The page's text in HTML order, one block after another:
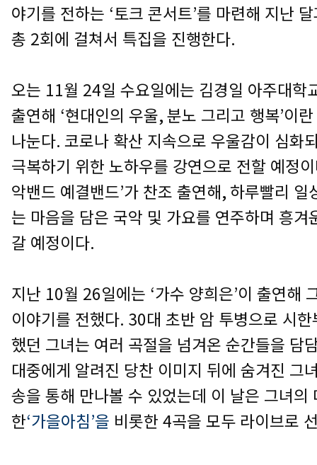
야기를 전하는 ‘토크 콘서트’를 마련해 지난
총 2회에 걸쳐서 특집을 진행한다.
오는 11월 24일 수요일에는 김경일 아주대학
출연해 ‘현대인의 우울,분노 그리고 행복’이
나눈다.코로나 확산 지속으로 우울감이 심화
극복하기 위한 노하우를 강연으로 전할 예정
악밴드 예결밴드’가 찬조 출연해, 하루빨리 일
는 마음을 담은 국악 및 가요를 연주하며 흥겨
갈 예정이다.
지난 10월 26일에는 ‘가수 양희은’이 출연해
이야기를 전했다. 30대 초반 암 투병으로 시
했던 그녀는 여러 곡절을 넘겨온 순간들을 담
대중에게 알려진 당찬 이미지 뒤에 숨겨진 그
송을 통해 만나볼 수 있었는데 이 날은 그녀의
한‘가을아침’을 비롯한4곡을 모두 라이브로